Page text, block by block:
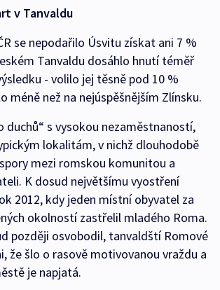
v Tanvaldu
se nepodařilo Úsvitu získat ani 7 %
Tanvaldu dosáhlo hnutí téměř
- volilo jej těsně pod 10 %
méně než na nejúspěšnějším Zlínsku.
duchů“ s vysokou nezaměstnaností,
lokalitám, v nichž dlouhodobě
mezi romskou komunitou a
K dosud největšímu vyostření
2012, kdy jeden místní obyvatel za
okolností zastřelil mladého Roma.
později osvobodil, tanvaldští Romové
že šlo o rasově motivovanou vraždu a
je napjatá.